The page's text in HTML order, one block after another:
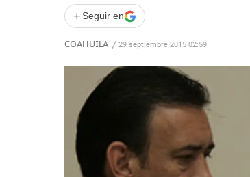
+ Seguir en
COAHUILA / 29 septiembre 2015 02:59